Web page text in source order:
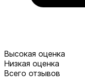
Высокая оценка
Низкая оценка
Всего отзывов